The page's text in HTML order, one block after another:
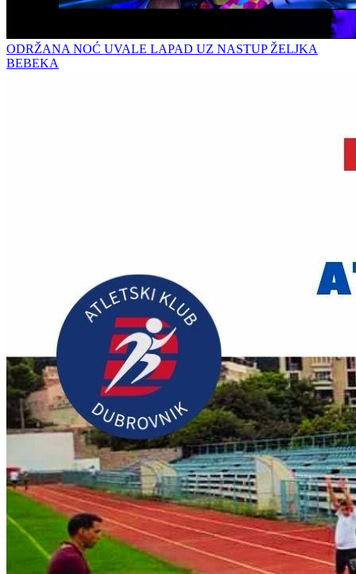
ODRŽANA NOĆ UVALE LAPAD UZ NASTUP ŽELJKA
BEBEKA